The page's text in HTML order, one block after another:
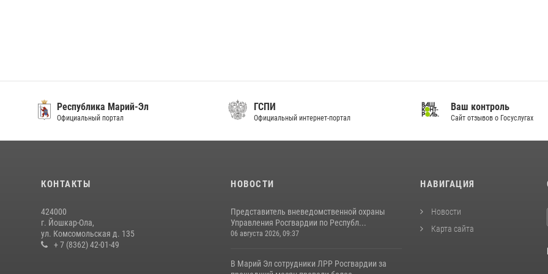
Республика Марий-Эл
Официальный портал
ГСПИ
Официальный интернет-портал
Ваш контроль
Сайт отзывов о Госуслугах
КОНТАКТЫ
424000
г. Йошкар-Ола,
ул. Комсомольская д. 135
+ 7 (8362) 42-01-49
НОВОСТИ
Представитель вневедомственной охраны
Управления Росгвардии по Республ...
06 августа 2026, 09:37
В Марий Эл сотрудники ЛРР Росгвардии за
НАВИГАЦИЯ
Новости
Карта сайта